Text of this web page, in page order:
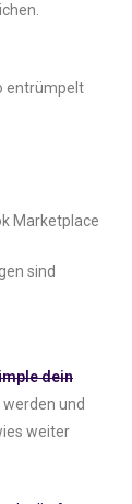
entrümpelt
Marketplace
sind
dein
und
weiter